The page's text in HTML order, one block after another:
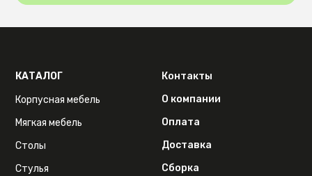
КАТАЛОГ
Корпусная мебель
Мягкая мебель
Столы
Стулья
Контакты
О компании
Оплата
Доставка
Сборка